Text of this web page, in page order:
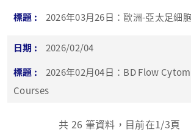
2026年03月26日：歐洲-亞太足細
2026/02/04
2026年02月04日：BD Flow
Courses
共 26 筆資料，目前在1/3頁